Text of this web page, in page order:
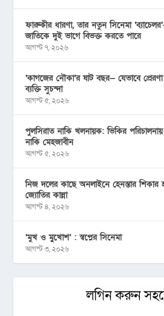
ফারুকীর ধারণা, তার নতুন সিনেমা
জাতিকে দুই ভাগে বিভক্ত করতে পারে
আগস্ট ৭, ২০২৬
‘কাগজের নৌকা’র ষাট বছর— যেভাবে
ব্যক্তি সুচন্দা
আগস্ট ৫, ২০২৬
পুলসিরাত নাকি খলনায়ক: ভিকির
নাকি মেহজাবীন
আগস্ট ৫, ২০২৬
নিজ দলের কাছে অনলাইনে হেনস্তার শিকার
জ্যোতির কান্না
আগস্ট ৪, ২০২৬
‘মুখ ও মু্খোশ’ : স্বপ্নের সিনেমা
আগস্ট ৩, ২০২৬
লগিন করুন